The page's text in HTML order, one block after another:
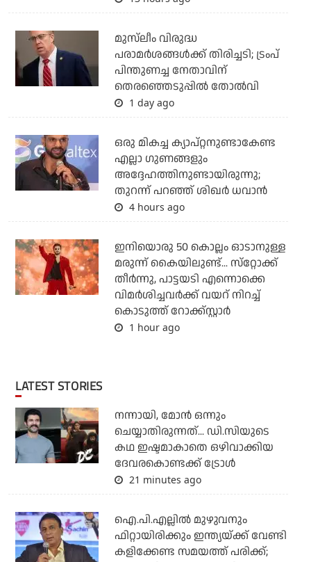
മുസ്‌ലീം വിരുദ്ധ
പരാമര്‍ശങ്ങള്‍ക്ക് തിരിച്ചടി; ട്രംപ്
പിന്തുണച്ച നേതാവിന്
തെരഞ്ഞെടുപ്പില്‍ തോല്‍വി
1 day ago
ഒരു മികച്ച ക്യാപ്റ്റനുണ്ടാകേണ്ട
എല്ലാ ഗുണങ്ങളും
അദ്ദേഹത്തിനുണ്ടായിരുന്നു;
തുറന്ന് പറഞ്ഞ് ശിഖര്‍ ധവാന്‍
4 hours ago
ഇനിയൊരു 50 കൊല്ലം ഓടാനുള്ള
മരുന്ന് കൈയിലുണ്ട്... സ്‌റ്റോക്ക്
തീര്‍ന്നു, പാട്ടയടി എന്നൊക്കെ
വിമര്‍ശിച്ചവര്‍ക്ക് വയറ് നിറച്ച്
കൊടുത്ത് റോക്ക്‌സ്റ്റാര്‍
1 hour ago
LATEST STORIES
നന്നായി, മോന്‍ ഒന്നും
ചെയ്യാതിരുന്നത്... ഡി.സിയുടെ
കഥ ഇഷ്ടമാകാതെ ഒഴിവാക്കിയ
ദേവരകൊണ്ടക്ക് ട്രോള്‍
21 minutes ago
ഐ.പി.എല്ലില്‍ മുഴുവനും
ഫിറ്റായിരിക്കും ഇന്ത്യയ്ക്ക് വേണ്ടി
കളിക്കേണ്ട സമയത്ത് പരിക്ക്;